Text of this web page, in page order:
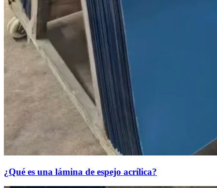
¿Qué es una lámina de espejo acrílica?